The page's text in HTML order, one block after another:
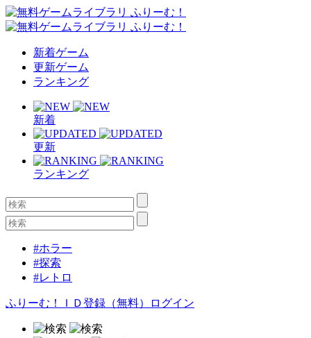
新着ゲーム
更新ゲーム
ランキング
新着
更新
ランキング
#ホラー
#探索
#レトロ
ふりーむ！ＩＤ登録（無料） ログイン